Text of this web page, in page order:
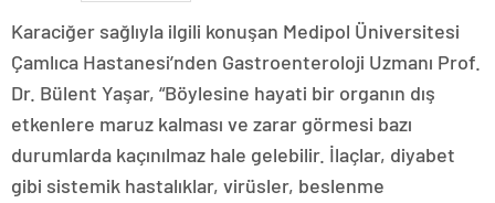
Karaciğer sağlıyla ilgili konuşan Medipol Üniversitesi
Çamlıca Hastanesi’nden Gastroenteroloji Uzmanı Prof.
Dr. Bülent Yaşar, “Böylesine hayati bir organın dış
etkenlere maruz kalması ve zarar görmesi bazı
durumlarda kaçınılmaz hale gelebilir. İlaçlar, diyabet
gibi sistemik hastalıklar, virüsler, beslenme